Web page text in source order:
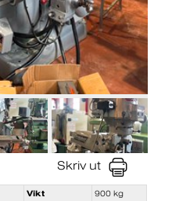
Skriv ut
Vikt
900 kg